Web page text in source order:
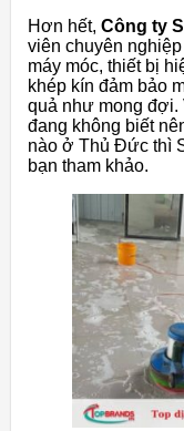
Hơn hết, Công ty
viên chuyên
máy móc, thiết bị
khép kín đảm bảo
quả như mong đợi.
đang không biết
nào ở Thủ Đức thì
bạn tham khảo.